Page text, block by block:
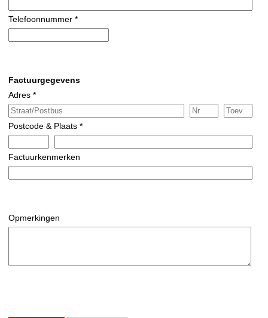
Telefoonnummer *
Factuurgegevens
Adres *
Postcode & Plaats *
Factuurkenmerken
Opmerkingen